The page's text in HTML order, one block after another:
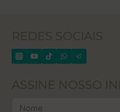
REDES SOCIAIS
ASSINE NOSSO